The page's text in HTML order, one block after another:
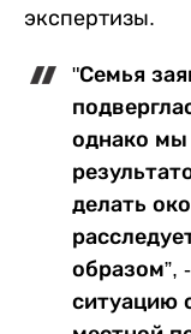
экспертизы.
"Семья
однако
делать
образом”,
ситуацию